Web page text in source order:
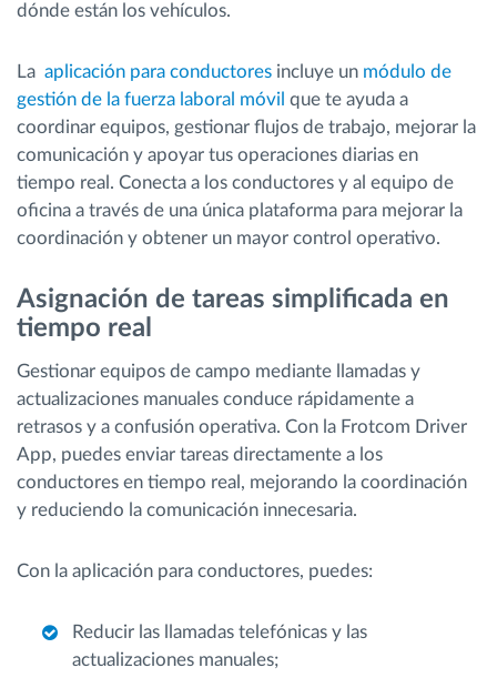
dónde están los vehículos.
La aplicación para conductores incluye un módulo de
gestión de la fuerza laboral móvil que te ayuda a
coordinar equipos, gestionar flujos de trabajo, mejorar la
comunicación y apoyar tus operaciones diarias en
tiempo real. Conecta a los conductores y al equipo de
oficina a través de una única plataforma para mejorar la
coordinación y obtener un mayor control operativo.
Asignación de tareas simplificada en
tiempo real
Gestionar equipos de campo mediante llamadas y
actualizaciones manuales conduce rápidamente a
retrasos y a confusión operativa. Con la Frotcom Driver
App, puedes enviar tareas directamente a los
conductores en tiempo real, mejorando la coordinación
y reduciendo la comunicación innecesaria.
Con la aplicación para conductores, puedes:
Reducir las llamadas telefónicas y las
actualizaciones manuales;